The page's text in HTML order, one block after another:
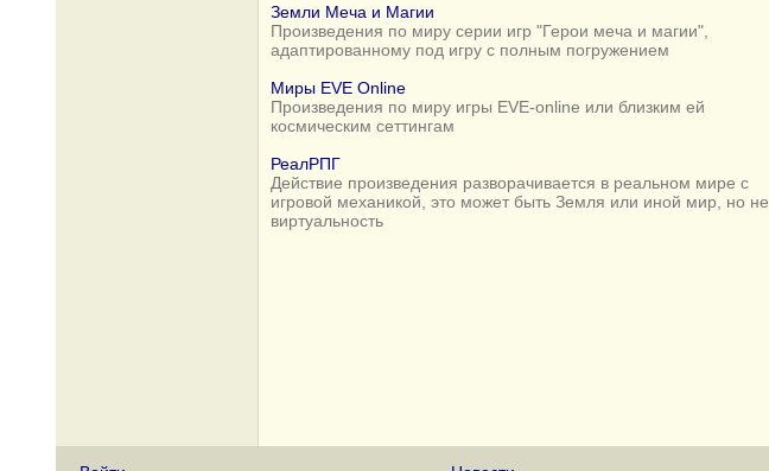
Земли Меча и Магии
Произведения по миру серии игр "Герои меча и магии",
адаптированному под игру с полным погружением
Миры EVE Online
Произведения по миру игры EVE-online или близким ей
космическим сеттингам
РеалРПГ
Действие произведения разворачивается в реальном мире с
игровой механикой, это может быть Земля или иной мир, но не
виртуальность